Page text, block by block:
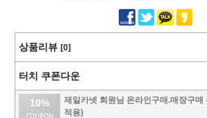
상품리뷰 [0]
터치 쿠폰다운
10%
제일카넷 회원님 온라인구매.매장구매
적용)